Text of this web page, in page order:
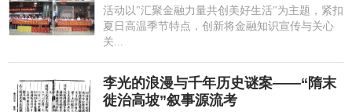
活动以"汇聚金融力量共创美好生活"为主题，紧扣
夏日高温季节特点，创新将金融知识宣传与关心
关...
李光的浪漫与千年历史谜案——“隋末
徙治高坡”叙事源流考